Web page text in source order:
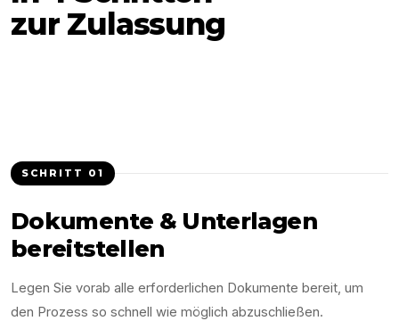
zur Zulassung
SCHRITT 01
Dokumente & Unterlagen
bereitstellen
Legen Sie vorab alle erforderlichen Dokumente bereit, um
den Prozess so schnell wie möglich abzuschließen.